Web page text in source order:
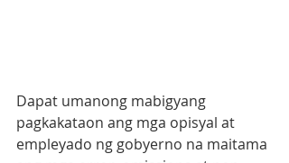
Dapat umanong mabigyang
pagkakataon ang mga opisyal at
empleyado ng gobyerno na maitama